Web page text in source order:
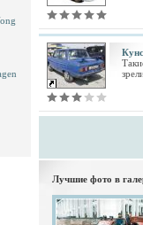
Лучшие фото в